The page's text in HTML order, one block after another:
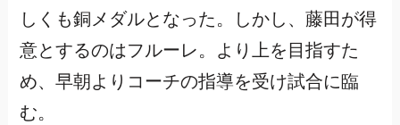
しくも銅メダルとなった。しかし、藤田が得
意とするのはフルーレ。より上を目指すた
め、早朝よりコーチの指導を受け試合に臨
む。